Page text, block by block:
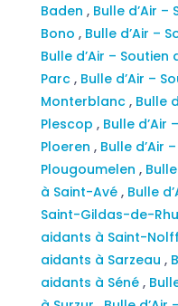
Baden , Bulle d’Air
Bono , Bulle d’Air –
Bulle d’Air –
Parc , Bulle d’Air –
Monterblanc , Bulle
Plescop , Bulle d’Air
Ploeren , Bulle d’Air
Plougoumelen ,
à Saint-Avé , Bulle
Saint-Gildas-de-
aidants à Saint-Nolff
aidants à Sarzeau ,
aidants à Séné ,